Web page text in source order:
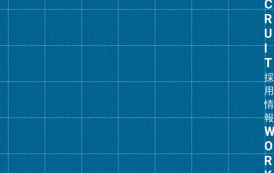
採
用
情
報
ー
プ
リ
ン
ク
グ
ル
ー